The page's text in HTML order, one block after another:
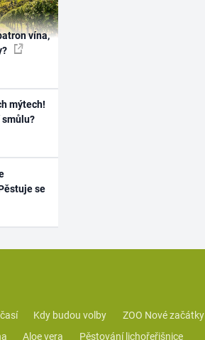
vína,
mýtech!
smůlu?
se
Kdy budou volby
ZOO Nové začátky
Aloe vera
Pěstování lichořeřišnice